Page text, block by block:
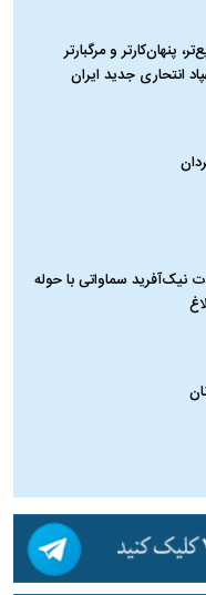
پنهان‌کارتر و مرگبارتر
انتحاری جدید ایران
نیک‌آفرید سماواتی با حوله